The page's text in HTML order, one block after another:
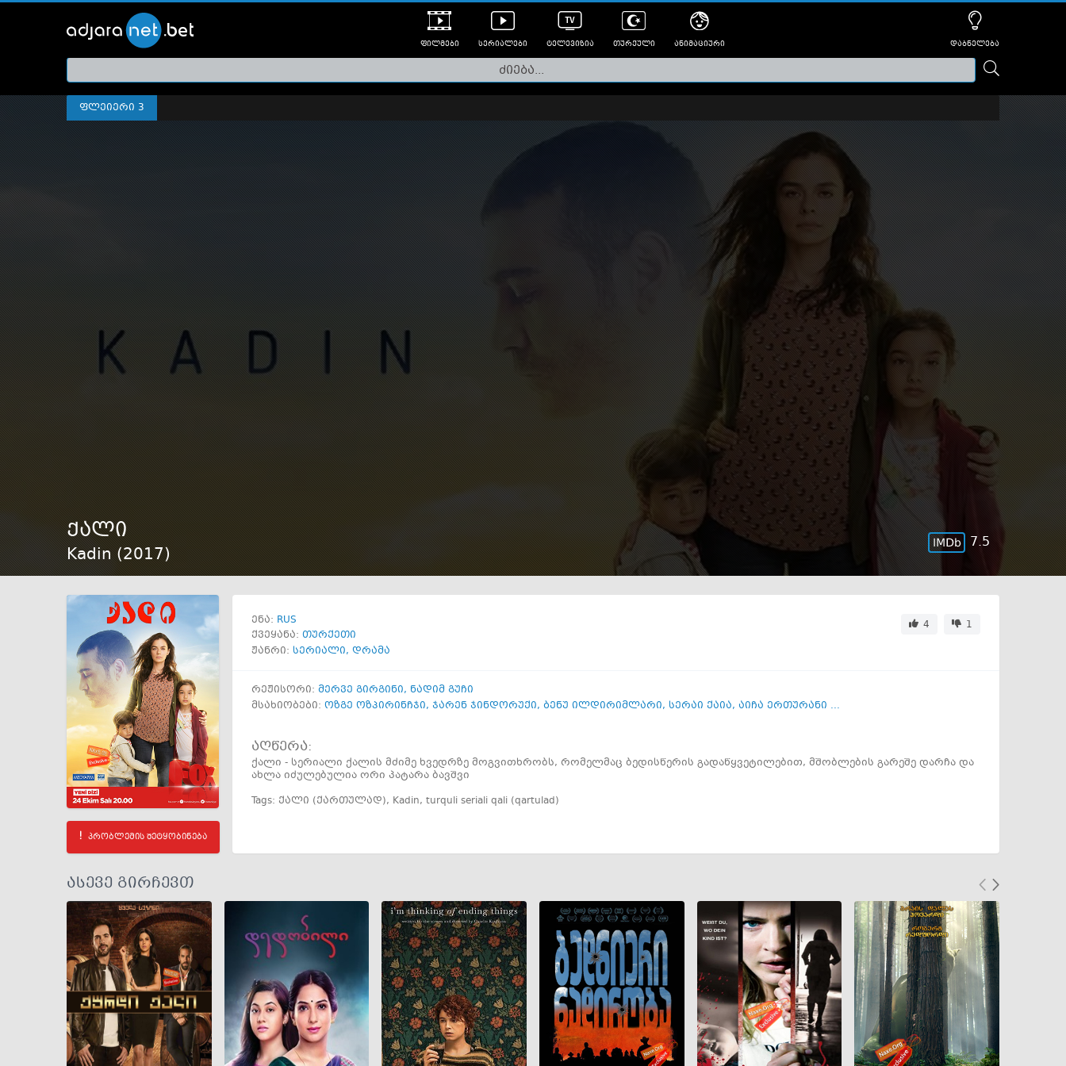
ფილმები
თრეილერები
სერიალები ტელევიზია თურქული ანიმაციური დაბნელება
ფლეიერი 3
ქალი
Kadin (2017)
7.5
პრობლემის შეტყობინება
ენა: RUS
ქვეყანა: თურქეთი
4
1
ჟანრი: სერიალი, დრამა
რეჟისორი: მერვე გირგინი, ნადიმ გუჩი
მსახიობები: ოზგე ოზპირინჩჯი, ჯარენ ჯინდორუქი, ბენუ ილდირიმლარი, სერაი ქაია, აიჩა ერთურანი ...
აღწერა:
ქალი - სერიალი ქალის მძიმე ხვედრზე მოგვითხრობს, რომელმაც ბედისწერის გადაწყვეტილებით, მშობლების გარეშე დარჩა და
ახლა იძულებულია ორი პატარა ბავშვი
Tags: ქალი (ქართულად), Kadin, turquli seriali qali (qartulad)
ასევე გირჩევთ